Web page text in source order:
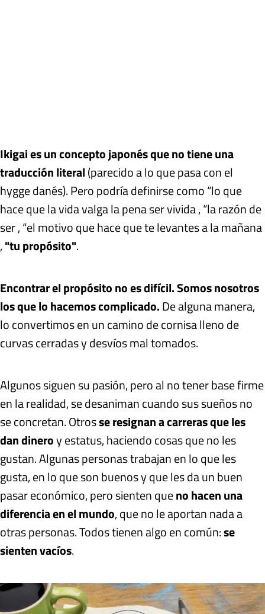
Ikigai es un concepto japonés que no tiene una
traducción literal(parecido a lo que pasa con el
hygge danés). Pero podría definirse como “lo que
hace que la vida valga la pena ser vivida , “la razón de
ser , “el motivo que hace que te levantes a la mañana
,"tu propósito".
Encontrar el propósito no es difícil. Somos nosotros
los que lo hacemos complicado.De alguna manera,
lo convertimos en un camino de cornisa lleno de
curvas cerradas y desvíos mal tomados.
Algunos siguen su pasión, pero al no tener base firme
en la realidad, se desaniman cuando sus sueños no
se concretan. Otrosse resignan a carreras que les
dan dineroy estatus, haciendo cosas que no les
gustan. Algunas personas trabajan en lo que les
gusta, en lo que son buenos y que les da un buen
pasar económico, pero sienten queno hacen una
diferencia en el mundo, que no le aportan nada a
otras personas. Todos tienen algo en común:se
sienten vacíos.